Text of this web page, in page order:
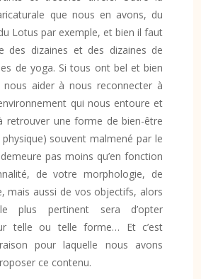
que nous en avons, du
Lotus par exemple, et bien il faut
des dizaines et des dizaines de
de yoga. Si tous ont bel et bien
aider à nous reconnecter à
qui nous entoure et
retrouver une forme de bien-être
souvent malmené par le
pas moins qu’en fonction
de votre morphologie, de
mais aussi de vos objectifs, alors
plus pertinent sera d’opter
telle ou telle forme… Et c’est
pour laquelle nous avons
ce contenu.